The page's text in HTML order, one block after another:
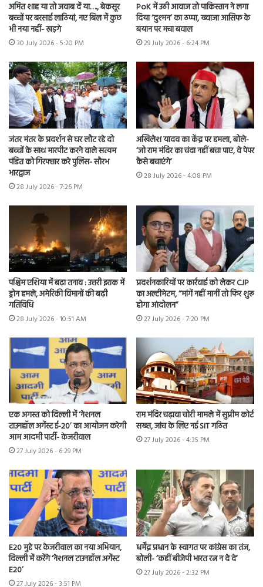
अमित शाह या तो जवाब दें या…., बेकसूर
बच्चों पर बरसाई लाठियां, नए बिल में कुछ
भी नया नहीं- खड़गे
30 July 2026 - 5:20 PM
PoK में उठी आवाज तो पाकिस्तान ने लगा
दिया ‘दुश्मन’ का ठप्पा, ख्वाजा आसिफ के
बयान पर मचा बवाल
29 July 2026 - 6:24 PM
जंतर मंतर के प्रदर्शन से घर लौट रहे दो
बच्चों के साथ मारपीट करने वाले सत्यम
पंडित को गिरफ्तार करे पुलिस- सौरभ
भारद्वाज
28 July 2026 - 7:26 PM
अखिलेश यादव का केंद्र पर हमला, बोले-
‘जो राम मंदिर का चंदा नहीं बचा पाए, वे पेपर
कैसे बचाएंगे’
28 July 2026 - 4:08 PM
पश्चिम एशिया में बढ़ा तनाव : उत्तरी इराक में
ड्रोन हमले, अमेरिकी विमानों की बढ़ी
गतिविधि
28 July 2026 - 10:51 AM
प्रदर्शनकारियों पर कार्रवाई को लेकर CJP
का अल्टीमेटम, “मांगें नहीं मानीं तो फिर शुरू
होगा आंदोलन”
27 July 2026 - 7:20 PM
एक अगस्त को दिल्ली में ‘नेशनल
टाउनहॉल अगेंस्ट ई-20’ का आयोजन करेगी
आम आदमी पार्टी- केजरीवाल
27 July 2026 - 6:29 PM
राम मंदिर चढ़ावा चोरी मामले में सुप्रीम कोर्ट
सख्त, जांच के लिए नई SIT गठित
27 July 2026 - 4:35 PM
E20 मुद्दे पर केजरीवाल का नया अभियान,
दिल्ली में करेंगे ‘नेशनल टाउनहॉल अगेंस्ट
E20’
27 July 2026 - 3:51 PM
धर्मेंद्र प्रधान के स्वागत पर कांग्रेस का तंज,
बोली- ‘कहीं बीजेपी भारत रत्न न दे दे’
27 July 2026 - 2:32 PM